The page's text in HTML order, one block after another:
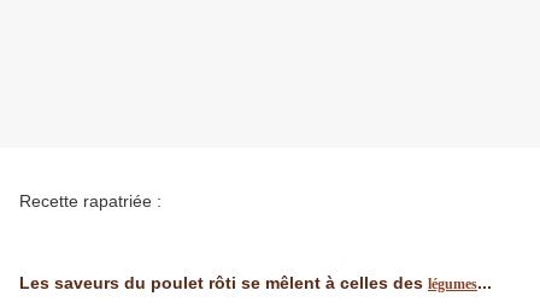
Recette rapatriée :
Les saveurs du poulet rôti se mêlent à celles des légumes...